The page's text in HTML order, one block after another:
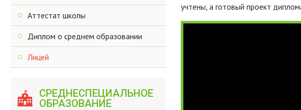
Аттестат школы
Диплом о среднем образовании
Лицей
СРЕДНЕСПЕЦИАЛЬНОЕ
ОБРАЗОВАНИЕ
учтены, а готовый проект